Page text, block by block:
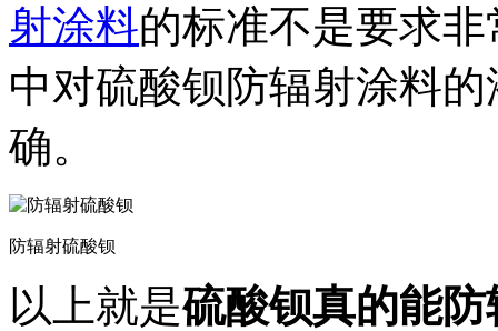
射涂料的标准不是要求
中对硫酸钡防辐射涂料
确。
防辐射硫酸钡
以上就是硫酸钡真的能防